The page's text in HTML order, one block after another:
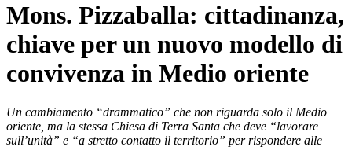
Mons. Pizzaballa: cittadinanza,
chiave per un nuovo modello di
convivenza in Medio oriente
Un cambiamento “drammatico” che non riguarda solo il Medio
oriente, ma la stessa Chiesa di Terra Santa che deve “lavorare
sull’unità” e “a stretto contatto il territorio” per rispondere alle